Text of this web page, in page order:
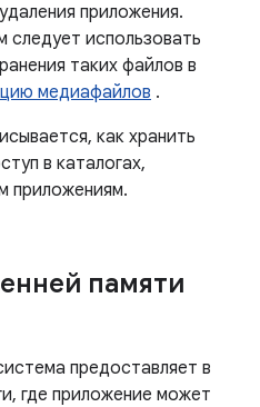
приложения.
использовать
таких файлов в
медиафайлов .
как хранить
в каталогах,
приложениям.
памяти
предоставляет в
где приложение может